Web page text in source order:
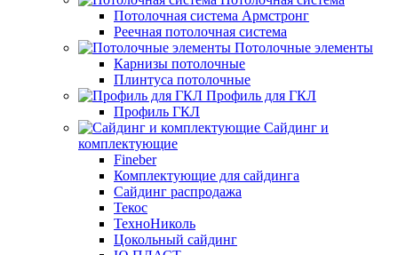
Потолочная система Армстронг
Реечная потолочная система
Потолочные элементы
Карнизы потолочные
Плинтуса потолочные
Профиль для ГКЛ
Профиль ГКЛ
Сайдинг и
комплектующие
Fineber
Комплектующие для сайдинга
Сайдинг распродажа
Текос
ТехноНиколь
Цокольный сайдинг